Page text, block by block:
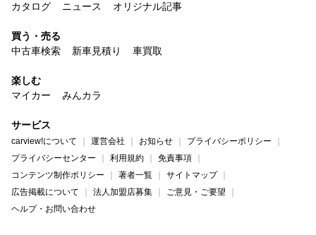
カタログ
ニュース オリジナル記事
買う・売る
中古車検索
新車見積り 車買取
楽しむ
マイカー
みんカラ
サービス
carview!について 運営会社 お知らせ
プライバシーポリシー
プライバシーセンター
利用規約
免責事項
コンテンツ制作ポリシー
著者一覧
サイトマップ
広告掲載について
法人加盟店募集
ご意見・ご要望
ヘルプ・お問い合わせ